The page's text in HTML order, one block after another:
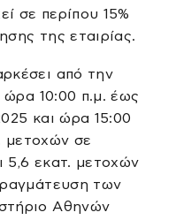
σε περίπου 15%
της εταιρίας.
από την
ώρα 10:00 π.μ. έως
και ώρα 15:00
μετοχών σε
5,6 εκατ. μετοχών
των
Αθηνών